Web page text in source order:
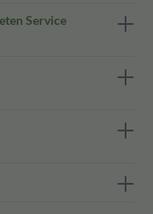
Service